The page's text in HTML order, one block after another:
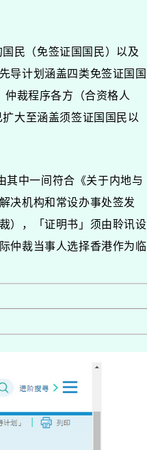
民（免签证国国民）以及
导计划涵盖四类免签证国国
裁程序各方（合资格人
大至涵盖须签证国国民以
中一间符合《关于内地与
决机构和常设办事处签发
），「证明书」须由聆讯设
仲裁当事人选择香港作为临